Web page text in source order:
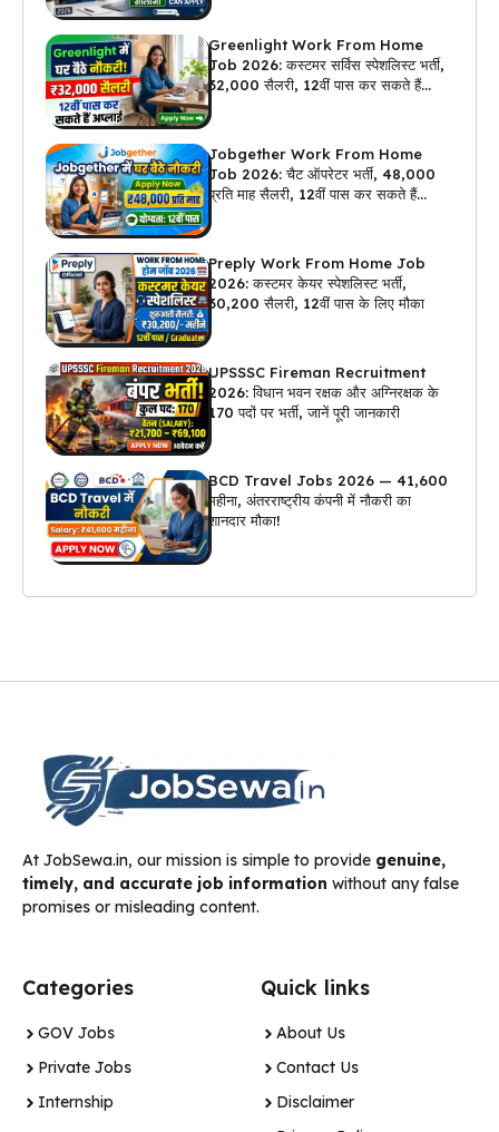
Greenlight Work From Home
Job 2026: कस्टमर सर्विस स्पेशलिस्ट भर्ती,
₹32,000 सैलरी, 12वीं पास कर सकते हैं
Jobgether Work From Home
Job 2026: चैट ऑपरेटर भर्ती, ₹48,000
प्रति माह सैलरी, 12वीं पास कर सकते हैं
Preply Work From Home Job
2026: कस्टमर केयर स्पेशलिस्ट भर्ती,
₹30,200 सैलरी, 12वीं पास के लिए मौका
UPSSSC Fireman Recruitment
2026: विधान भवन रक्षक और अग्निरक्षक के
170 पदों पर भर्ती, जानें पूरी जानकारी
BCD Travel Jobs 2026 — ₹41,600
महीना, अंतरराष्ट्रीय कंपनी में नौकरी का
शानदार मौका!
At JobSewa.in, our mission is simple to provide genuine,
timely, and accurate job information without any false
promises or misleading content.
Categories
GOV Jobs
Private Jobs
Internship
Quick links
About Us
Contact Us
Disclaimer